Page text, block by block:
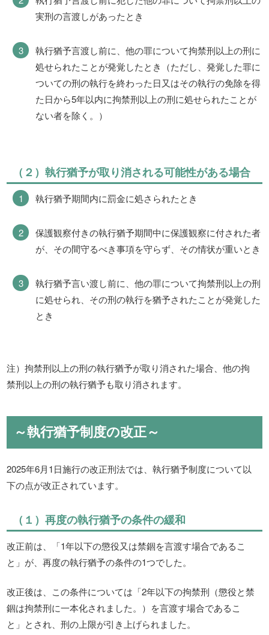
実刑の言渡しがあったとき
執行猶予言渡し前に、他の罪について拘禁刑以上の刑に
処せられたことが発覚したとき（ただし、発覚した罪に
ついての刑の執行を終わった日又はその執行の免除を得
た日から5年以内に拘禁刑以上の刑に処せられたことが
ない者を除く。）
（２）執行猶予が取り消される可能性がある場合
執行猶予期間内に罰金に処さられたとき
保護観察付きの執行猶予期間中に保護観察に付された者
が、その間守るべき事項を守らず、その情状が重いとき
執行猶予言い渡し前に、他の罪について拘禁刑以上の刑
に処せられ、その刑の執行を猶予されたことが発覚した
とき
注）拘禁刑以上の刑の執行猶予が取り消された場合、他の拘
禁刑以上の刑の執行猶予も取り消されます。
～執行猶予制度の改正～
2025年6月1日施行の改正刑法では、執行猶予制度について以
下の点が改正されています。
（１）再度の執行猶予の条件の緩和
改正前は、「1年以下の懲役又は禁錮を言渡す場合であるこ
と」が、再度の執行猶予の条件の1つでした。
改正後は、この条件については「2年以下の拘禁刑（懲役と禁
錮は拘禁刑に一本化されました。）を言渡す場合であるこ
と」とされ、刑の上限が引き上げられました。